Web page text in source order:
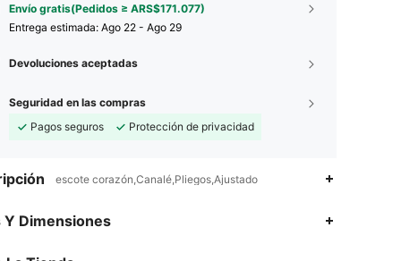
Envío gratis(Pedidos ≥ ARS$171.077)
Entrega estimada: Ago 22 - Ago 29
Devoluciones aceptadas
Seguridad en las compras
Pagos seguros
Protección de privacidad
escote corazón,Canalé,Pliegos,Ajustado
Y Dimensiones
4,92